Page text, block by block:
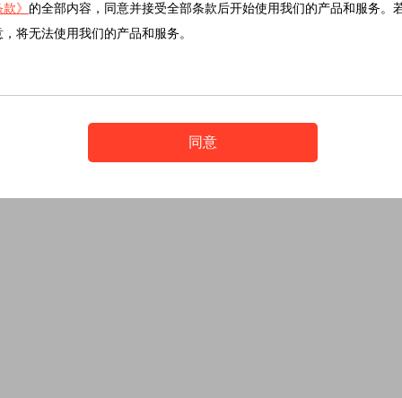
》 的全部内容，同意并接受全部条款后开始使用我们的产品和服务。
，将无法使用我们的产品和服务。
同意